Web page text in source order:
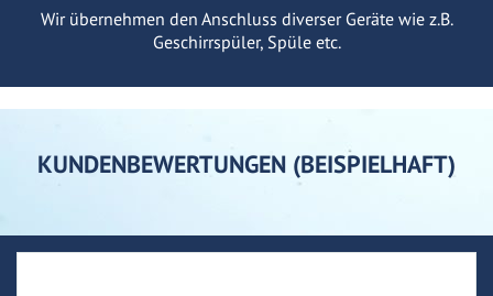
Wir übernehmen den Anschluss diverser Geräte wie z.B.
Geschirrspüler, Spüle etc.
KUNDENBEWERTUNGEN (BEISPIELHAFT)